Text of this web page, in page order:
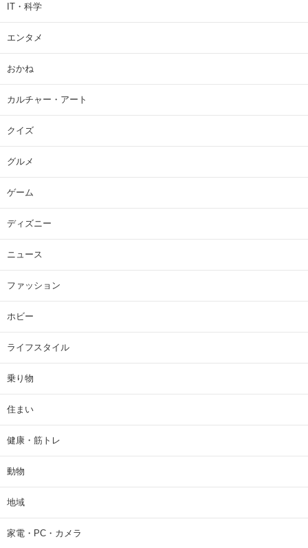
IT・科学
エンタメ
おかね
カルチャー・アート
クイズ
グルメ
ゲーム
ディズニー
ニュース
ファッション
ホビー
ライフスタイル
乗り物
住まい
健康・筋トレ
動物
地域
家電・PC・カメラ